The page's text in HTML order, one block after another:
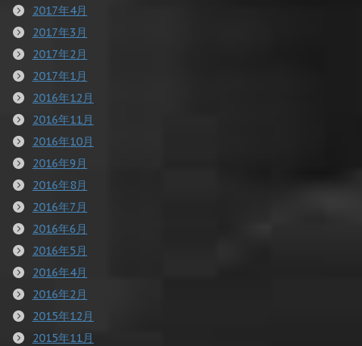
2017年4月
2017年3月
2017年2月
2017年1月
2016年12月
2016年11月
2016年10月
2016年9月
2016年8月
2016年7月
2016年6月
2016年5月
2016年4月
2016年2月
2015年12月
2015年11月